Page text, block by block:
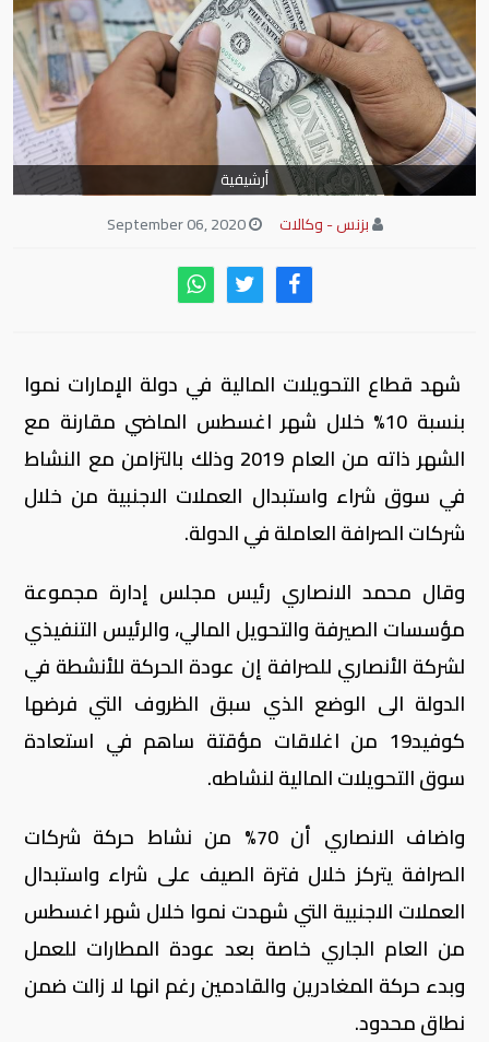
أرشيفية
بزنس - وكالات
September 06, 2020
شهد قطاع التحويلات المالية في دولة الإمارات نموا
بنسبة 10% خلال شهر اغسطس الماضي مقارنة مع
الشهر ذاته من العام 2019 وذلك بالتزامن مع النشاط
في سوق شراء واستبدال العملات الاجنبية من خلال
شركات الصرافة العاملة في الدولة.
وقال محمد الانصاري رئيس مجلس إدارة مجموعة
مؤسسات الصيرفة والتحويل المالي، والرئيس التنفيذي
لشركة الأنصاري للصرافة إن عودة الحركة للأنشطة في
الدولة الى الوضع الذي سبق الظروف التي فرضها
كوفيد19 من اغلاقات مؤقتة ساهم في استعادة
سوق التحويلات المالية لنشاطه.
واضاف الانصاري أن 70% من نشاط حركة شركات
الصرافة يتركز خلال فترة الصيف على شراء واستبدال
العملات الاجنبية التي شهدت نموا خلال شهر اغسطس
من العام الجاري خاصة بعد عودة المطارات للعمل
وبدء حركة المغادرين والقادمين رغم انها لا زالت ضمن
نطاق محدود.